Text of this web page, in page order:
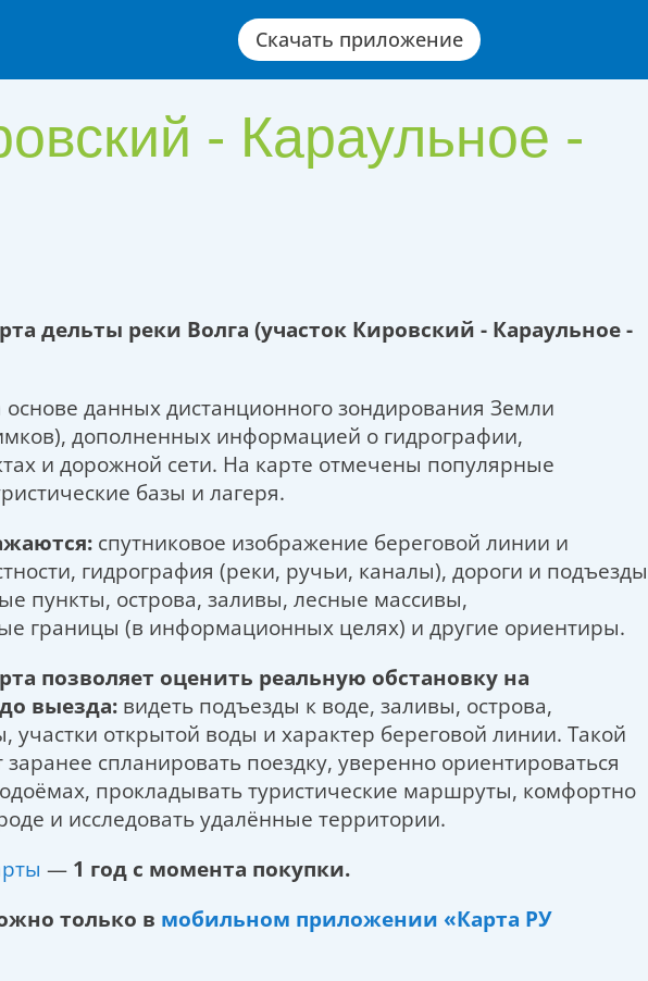
Скачать приложение
- Караульное -
дельты реки Волга (участок Кировский - Караульное -
основе данных дистанционного зондирования Земли
дополненных информацией о гидрографии,
и дорожной сети. На карте отмечены популярные
базы и лагеря.
спутниковое изображение береговой линии и
гидрография (реки, ручьи, каналы), дороги и подъезды
пункты, острова, заливы, лесные массивы,
границы (в информационных целях) и другие ориентиры.
позволяет оценить реальную обстановку на
выезда: видеть подъезды к воде, заливы, острова,
открытой воды и характер береговой линии. Такой
спланировать поездку, уверенно ориентироваться
прокладывать туристические маршруты, комфортно
и исследовать удалённые территории.
— 1 год с момента покупки.
только в мобильном приложении «Карта РУ